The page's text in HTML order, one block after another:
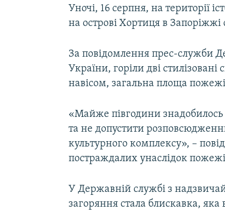
Уночі, 16 серпня, на території
на острові Хортиця в
За повідомлення прес-служби
України, горіли дві
навісом, загальна площа
«Майже півгодини
та не допустити
культурного комплексу», –
постраждалих унаслідок
У Державній службі з
загоряння стала блискавка,